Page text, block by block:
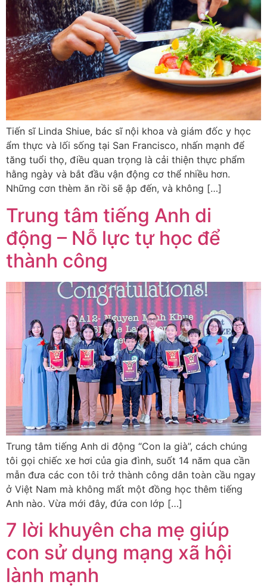
Tiến sĩ Linda Shiue, bác sĩ nội khoa và giám đốc y học
ẩm thực và lối sống tại San Francisco, nhấn mạnh để
tăng tuổi thọ, điều quan trọng là cải thiện thực phẩm
hằng ngày và bắt đầu vận động cơ thể nhiều hơn.
Những cơn thèm ăn rồi sẽ ập đến, và không […]
Trung tâm tiếng Anh di
động – Nỗ lực tự học để
thành công
Trung tâm tiếng Anh di động “Con la già”, cách chúng
tôi gọi chiếc xe hơi của gia đình, suốt 14 năm qua cần
mẫn đưa các con tôi trở thành công dân toàn cầu ngay
ở Việt Nam mà không mất một đồng học thêm tiếng
Anh nào. Vừa mới đây, đứa con lớp […]
7 lời khuyên cha mẹ giúp
con sử dụng mạng xã hội
lành mạnh